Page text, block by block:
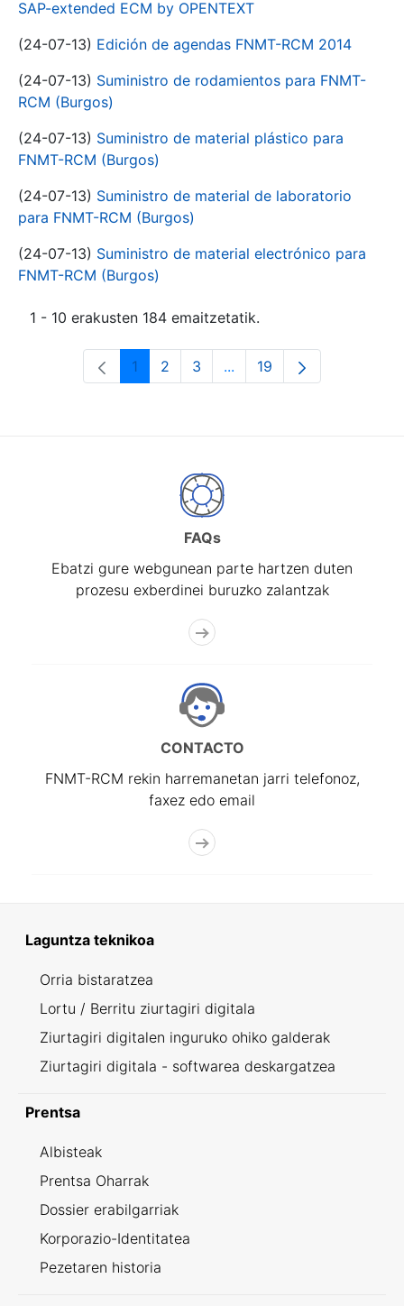
SAP-extended ECM by OPENTEXT
(24-07-13) Edición de agendas FNMT-RCM 2014
(24-07-13) Suministro de rodamientos para FNMT-
RCM (Burgos)
(24-07-13) Suministro de material plástico para
FNMT-RCM (Burgos)
(24-07-13) Suministro de material de laboratorio
para FNMT-RCM (Burgos)
(24-07-13) Suministro de material electrónico para
FNMT-RCM (Burgos)
1 - 10 erakusten 184 emaitzetatik.
Orrialdea
1 Orrialdea
2 Orrialdea
3 ...Intermediate Pages Use
Orrialdea
19
FAQs
Ebatzi gure webgunean parte hartzen duten
prozesu exberdinei buruzko zalantzak
CONTACTO
FNMT-RCM rekin harremanetan jarri telefonoz,
faxez edo email
Laguntza teknikoa
Orria bistaratzea
Lortu / Berritu ziurtagiri digitala
Ziurtagiri digitalen inguruko ohiko galderak
Ziurtagiri digitala - softwarea deskargatzea
Prentsa
Albisteak
Prentsa Oharrak
Dossier erabilgarriak
Korporazio-Identitatea
Pezetaren historia